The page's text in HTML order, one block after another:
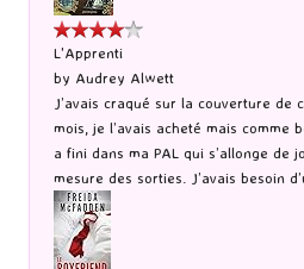
L'Apprenti
by Audrey Alwett
J’avais craqué sur la couverture de
mois, je l’avais acheté mais comme
a fini dans ma PAL qui s’allonge de
mesure des sorties. J’avais besoin